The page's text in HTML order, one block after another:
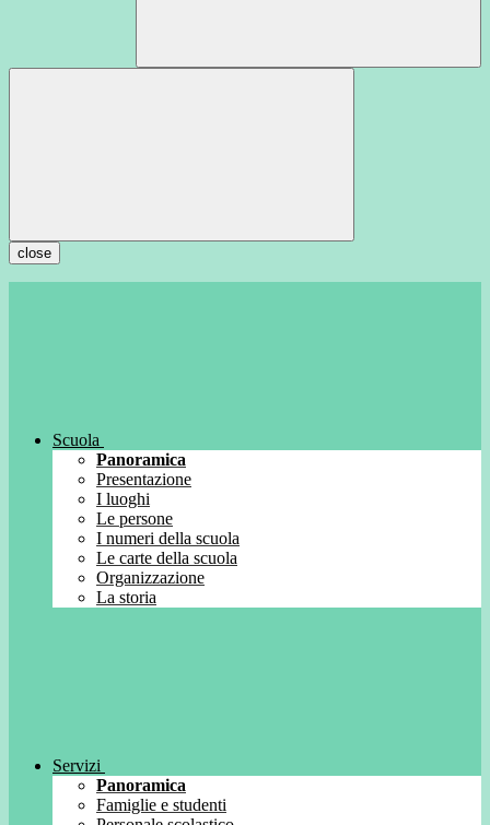
close
Scuola
Panoramica
Presentazione
I luoghi
Le persone
I numeri della scuola
Le carte della scuola
Organizzazione
La storia
Servizi
Panoramica
Famiglie e studenti